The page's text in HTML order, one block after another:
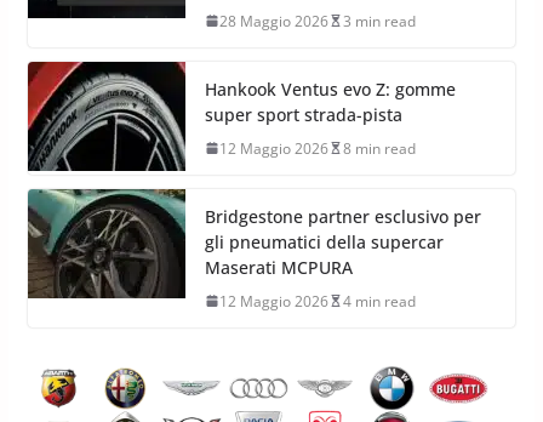
28 Maggio 2026 3 min read
Hankook Ventus evo Z: gomme
super sport strada-pista
12 Maggio 2026 8 min read
Bridgestone partner esclusivo per
gli pneumatici della supercar
Maserati MCPURA
12 Maggio 2026 4 min read